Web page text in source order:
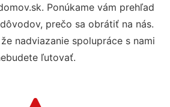
Ponúkame vám prehľad
prečo sa obrátiť na nás.
nadviazanie spolupráce s nami
ľutovať.